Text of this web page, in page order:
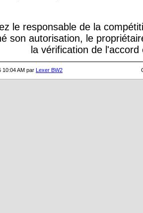
le responsable de la
son autorisation, le
la vérification de
10:04 AM par Lexer BW2